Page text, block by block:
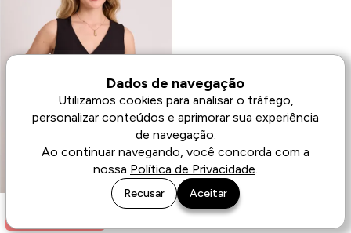
Dados de navegação
Utilizamos cookies para analisar o tráfego,
personalizar conteúdos e aprimorar sua experiência
de navegação.
Ao continuar navegando, você concorda com a
nossa Política de Privacidade.
Recusar Aceitar